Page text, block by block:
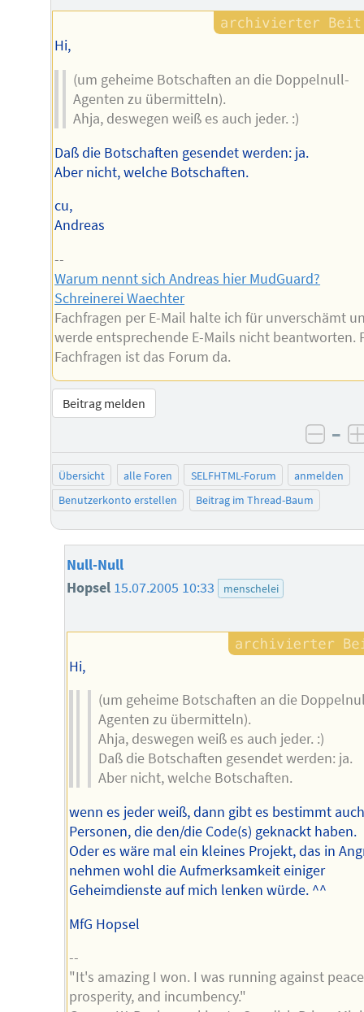
Autors
Hi,
(um geheime Botschaften an die Doppelnull-
Agenten zu übermitteln).
Ahja, deswegen weiß es auch jeder. :)
Daß die Botschaften gesendet werden: ja.
Aber nicht, welche Botschaften.
cu,
Andreas
--
Warum nennt sich Andreas hier MudGuard?
Schreinerei Waechter
Fachfragen per E-Mail halte ich für unverschämt
werde entsprechende E-Mails nicht beantworten.
Fachfragen ist das Forum da.
Beitrag melden
–
Übersicht alle Foren SELFHTML-Forum
anmelden
Benutzerkonto erstellen
Beitrag im Thread-Baum
Null-Null
Hopsel 15.07.2005 10:33 menschelei
Hi,
(um geheime Botschaften an die
Agenten zu übermitteln).
Ahja, deswegen weiß es auch jeder. :)
Daß die Botschaften gesendet werden: ja.
Aber nicht, welche Botschaften.
wenn es jeder weiß, dann gibt es bestimmt
Personen, die den/die Code(s) geknackt haben.
Oder es wäre mal ein kleines Projekt, das in
nehmen wohl die Aufmerksamkeit einiger
Geheimdienste auf mich lenken würde. ^^
MfG Hopsel
--
"It's amazing I won. I was running against
prosperity, and incumbency."